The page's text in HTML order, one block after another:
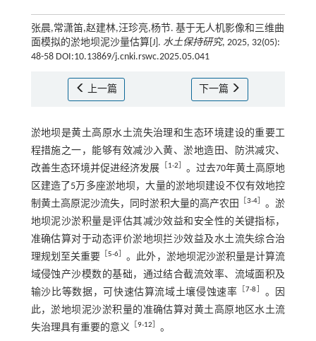
张晨,常潇笛,赵建林,汪珍亮,杨节. 基于无人机影像和三维曲
面模拟的淤地坝泥沙量估算[J]. 水土保持研究, 2025, 32(05):
48-58 DOI:10.13869/j.cnki.rswc.2025.05.041
上一篇 下一篇
淤地坝是黄土高原水土流失治理和生态环境建设的重要工
程措施之一，能够有效减沙入黄、淤地造田、防洪减灾、
改善生态环境并促进经济发展
1-2
。过去70年黄土高原地
区建造了5万多座淤地坝，大量的淤地坝建设不仅有效地控
制黄土高原泥沙流失，同时淤积大量的高产农田
［3-4
。淤
地坝泥沙淤积量是评估其减沙效益和安全性的关键指标，
准确估算对于动态评价淤地坝拦沙效益及水土流失综合治
理规划至关重要 ［5-6
。此外，淤地坝泥沙淤积量是计算流
域侵蚀产沙模数的基础，通过结合截流效率、流域面积及
输沙比等数据，可快速估算流域土壤侵蚀速率 ［7-8
。因
此，淤地坝泥沙淤积量的准确估算对黄土高原地区水土流
失治理具有重要的意义
9-12 。